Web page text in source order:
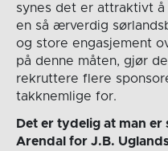
synes det er attraktivt
en så ærverdig
og store engasjement
på denne måten, gjør
rekruttere flere
takknemlige for.
Det er tydelig at man
Arendal for J.B.